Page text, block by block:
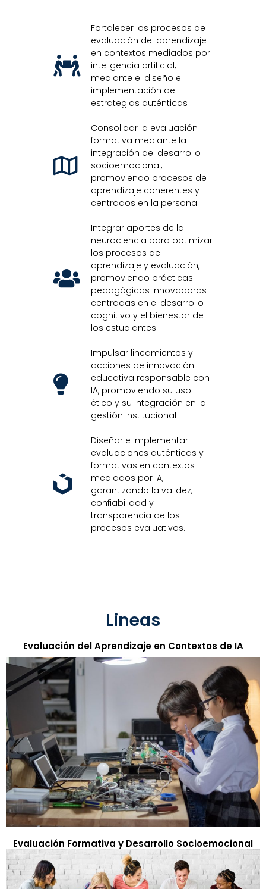
Fortalecer los procesos de
evaluación del aprendizaje
en contextos mediados por
inteligencia artificial,
mediante el diseño e
implementación de
estrategias auténticas
Consolidar la evaluación
formativa mediante la
integración del desarrollo
socioemocional,
promoviendo procesos de
aprendizaje coherentes y
centrados en la persona.
Integrar aportes de la
neurociencia para optimizar
los procesos de
aprendizaje y evaluación,
promoviendo prácticas
pedagógicas innovadoras
centradas en el desarrollo
cognitivo y el bienestar de
los estudiantes.
Impulsar lineamientos y
acciones de innovación
educativa responsable con
IA, promoviendo su uso
ético y su integración en la
gestión institucional
Diseñar e implementar
evaluaciones auténticas y
formativas en contextos
mediados por IA,
garantizando la validez,
confiabilidad y
transparencia de los
procesos evaluativos.
Lineas
Evaluación del Aprendizaje en Contextos de IA
Evaluación Formativa y Desarrollo Socioemocional